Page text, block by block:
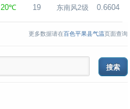
20℃ 19 东南风2级 0.6604
更多数据请在百色平果县气温页面查询